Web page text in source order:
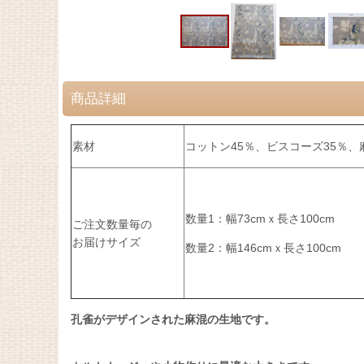
商品詳細
素材 コットン45％、ビスコーズ35％、
ご注文数量毎の
お届けサイズ
数量1：幅73cmｘ長さ100cm
数量2：幅146cmｘ長さ100cm
孔雀がデザインされた麻混の生地です。